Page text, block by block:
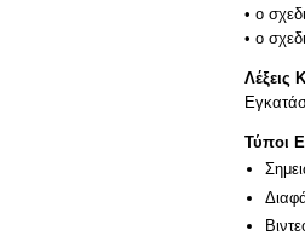
• ο
Λέξεις
Τύποι